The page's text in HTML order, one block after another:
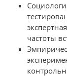
частоты